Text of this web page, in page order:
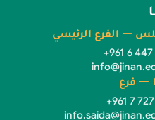
— الفرع الرئيسي
+961 6
— فرع
+961 7